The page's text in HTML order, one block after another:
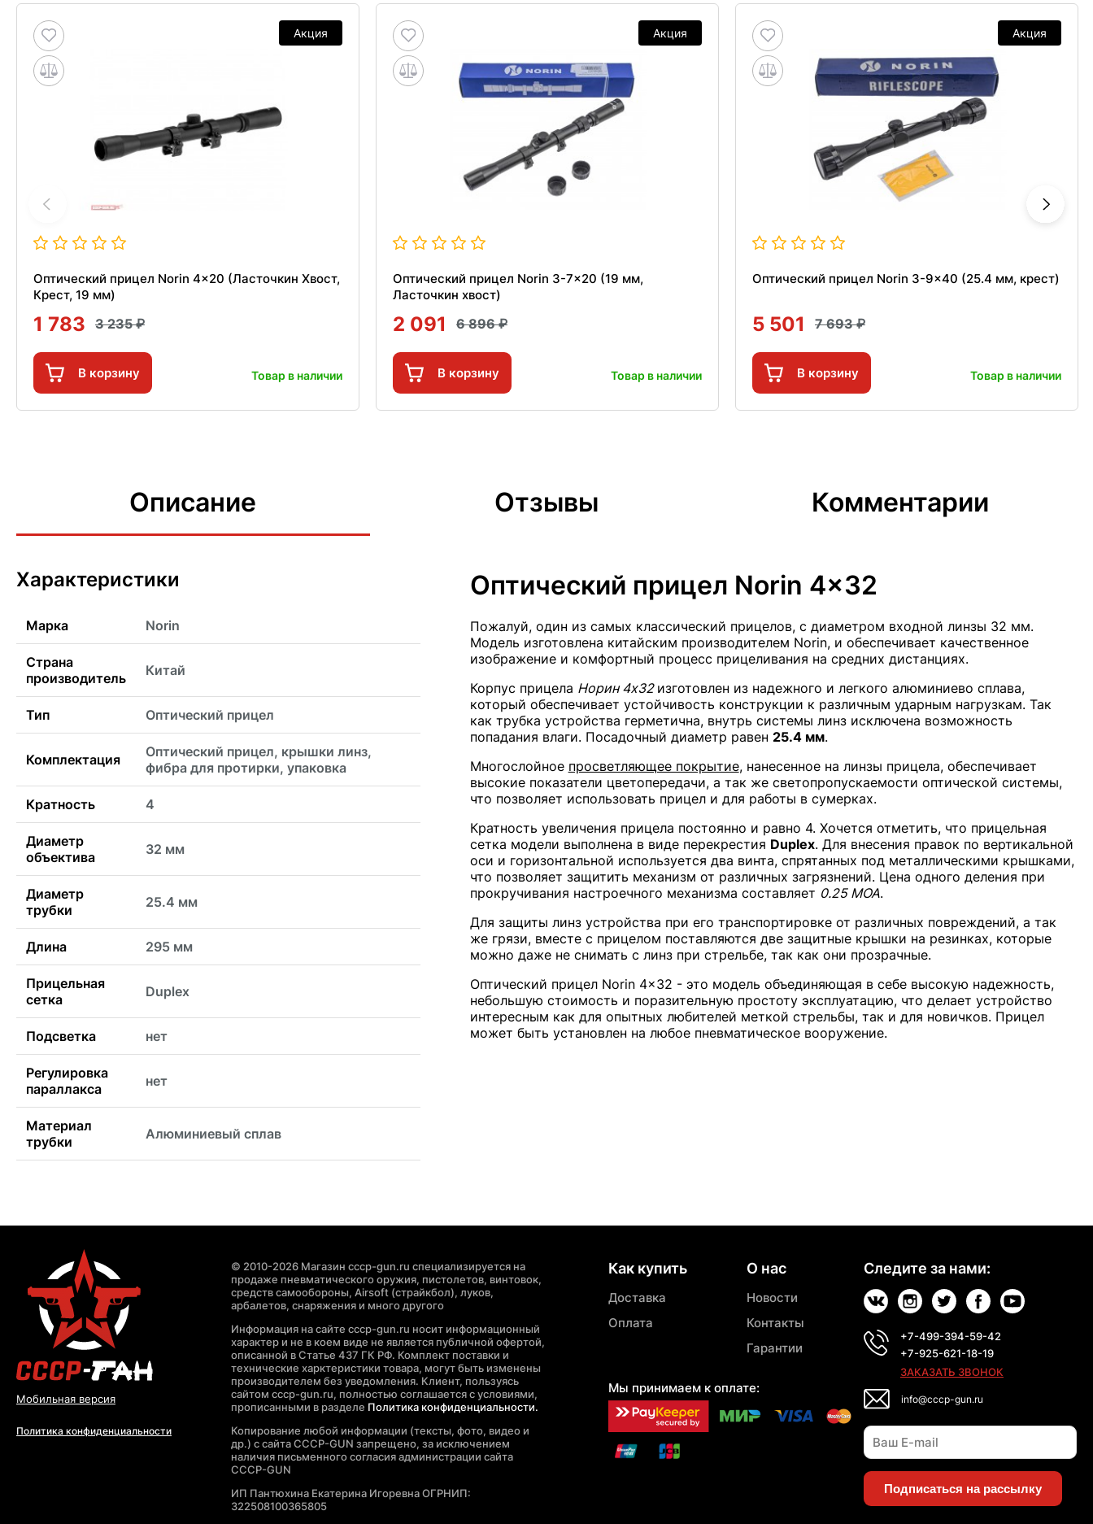
Акция
Оптический прицел Norin 4x20 (Ласточкин Хвост,
Крест, 19 мм)
1 783 3 235
В корзину Товар в наличии
Акция
Оптический прицел Norin 3-7x20 (19 мм,
Ласточкин хвост)
2 091 6 896
В корзину Товар в наличии
Акция
Оптический прицел Norin 3-9x40 (25.4 мм, крест)
5 501 7 693
В корзину Товар в наличии
Описание Отзывы Комментарии
Характеристики
Марка Norin
Страна
производитель
Китай
Тип Оптический прицел
Комплектация
Оптический прицел, крышки линз,
фибра для протирки, упаковка
Кратность 4
Диаметр
объектива
32 мм
Диаметр
трубки
25.4 мм
Длина 295 мм
Прицельная
сетка
Duplex
Подсветка нет
Регулировка
параллакса
нет
Материал
трубки
Алюминиевый сплав
Оптический прицел Norin 4x32
Пожалуй, один из самых классический прицелов, с диаметром входной линзы 32 мм.
Модель изготовлена китайским производителем Norin, и обеспечивает качественное
изображение и комфортный процесс прицеливания на средних дистанциях.
Корпус прицела Норин 4х32 изготовлен из надежного и легкого алюминиево сплава,
который обеспечивает устойчивость конструкции к различным ударным нагрузкам. Так
как трубка устройства герметична, внутрь системы линз исключена возможность
попадания влаги. Посадочный диаметр равен 25.4 мм.
Многослойное просветляющее покрытие, нанесенное на линзы прицела, обеспечивает
высокие показатели цветопередачи, а так же светопропускаемости оптической системы,
что позволяет использовать прицел и для работы в сумерках.
Кратность увеличения прицела постоянно и равно 4. Хочется отметить, что прицельная
сетка модели выполнена в виде перекрестия Duplex. Для внесения правок по вертикальной
оси и горизонтальной используется два винта, спрятанных под металлическими крышками,
что позволяет защитить механизм от различных загрязнений. Цена одного деления при
прокручивания настроечного механизма составляет 0.25 МОА.
Для защиты линз устройства при его транспортировке от различных повреждений, а так
же грязи, вместе с прицелом поставляются две защитные крышки на резинках, которые
можно даже не снимать с линз при стрельбе, так как они прозрачные.
Оптический прицел Norin 4x32 - это модель объединяющая в себе высокую надежность,
небольшую стоимость и поразительную простоту эксплуатацию, что делает устройство
интересным как для опытных любителей меткой стрельбы, так и для новичков. Прицел
может быть установлен на любое пневматическое вооружение.
Мобильная версия
Политика конфиденциальности
© 2010-2026 Магазин cccp-gun.ru специализируется на
продаже пневматического оружия, пистолетов, винтовок,
средств самообороны, Airsoft (страйкбол), луков,
арбалетов, снаряжения и много другого
Информация на сайте cccp-gun.ru носит информационный
характер и не в коем виде не является публичной офертой,
описанной в Статье 437 ГК РФ. Комплект поставки и
технические харктеристики товара, могут быть изменены
производителем без уведомления. Клиент, пользуясь
сайтом cccp-gun.ru, полностью соглашается с условиями,
прописанными в разделе Политика конфиденциальности.
Копирование любой информации (тексты, фото, видео и
др.) с сайта CCCP-GUN запрещено, за исключением
наличия письменного согласия администрации сайта
CCCP-GUN
ИП Пантюхина Екатерина Игоревна ОГРНИП:
322508100365805
Как купить
Доставка
Оплата
Мы принимаем к оплате:
О нас
Новости
Контакты
Гарантии
Следите за нами:
+7-499-394-59-42
+7-925-621-18-19
ЗАКАЗАТЬ ЗВОНОК
info@cccp-gun.ru
Подписаться на рассылку